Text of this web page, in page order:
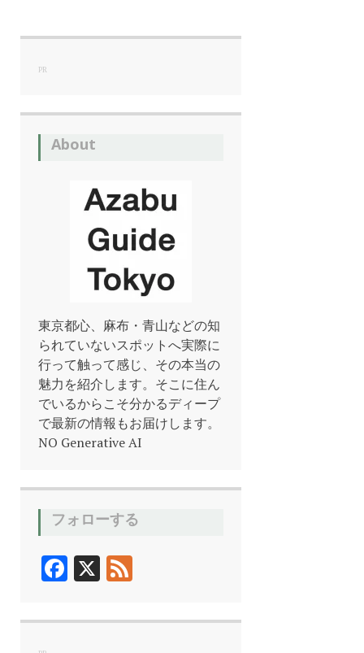
PR
About
東京都心、麻布・青山などの知
られていないスポットへ実際に
行って触って感じ、その本当の
魅力を紹介します。そこに住ん
でいるからこそ分かるディープ
で最新の情報もお届けします。
NO Generative AI
フォローする
F
e
X
d